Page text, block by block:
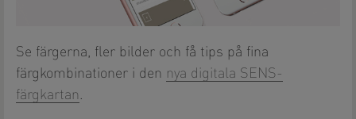
Se färgerna, fler bilder och få tips på fina
färgkombinationer i den nya digitala SENS-
färgkartan.